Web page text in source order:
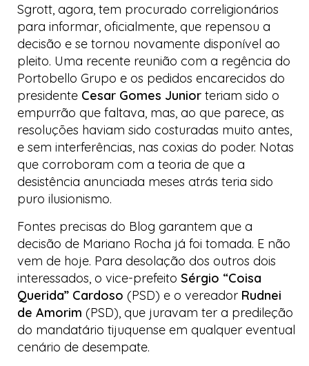
Sgrott, agora, tem procurado correligionários
para informar, oficialmente, que repensou a
decisão e se tornou novamente disponível ao
pleito. Uma recente reunião com a regência do
Portobello Grupo e os pedidos encarecidos do
presidente Cesar Gomes Junior teriam sido o
empurrão que faltava, mas, ao que parece, as
resoluções haviam sido costuradas muito antes,
e sem interferências, nas coxias do poder. Notas
que corroboram com a teoria de que a
desistência anunciada meses atrás teria sido
puro ilusionismo.
Fontes precisas do Blog garantem que a
decisão de Mariano Rocha já foi tomada. E não
vem de hoje. Para desolação dos outros dois
interessados, o vice-prefeito Sérgio “Coisa
Querida” Cardoso (PSD) e o vereador Rudnei
de Amorim (PSD), que juravam ter a predileção
do mandatário tijuquense em qualquer eventual
cenário de desempate.